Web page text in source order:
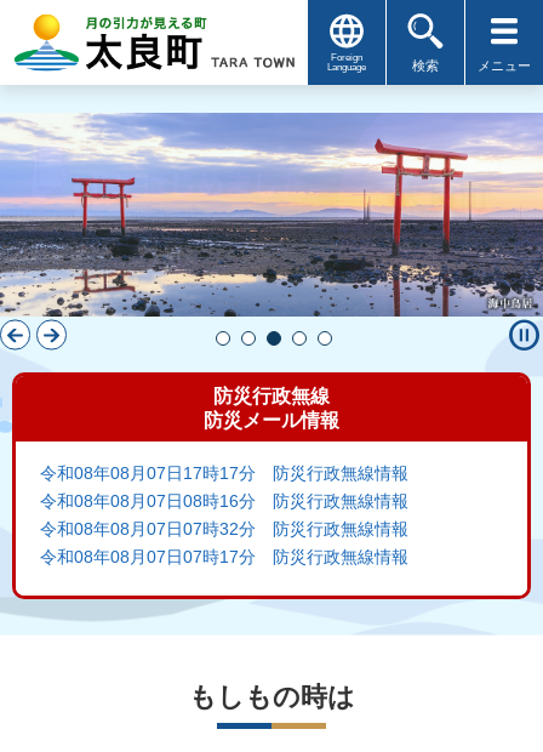
Foreign
Language
検索 メニュー
pause_circle
防災行政無線
防災メール情報
令和08年08月07日17時17分 防災行政無線情報
令和08年08月07日08時16分 防災行政無線情報
令和08年08月07日07時32分 防災行政無線情報
令和08年08月07日07時17分 防災行政無線情報
もしもの時は